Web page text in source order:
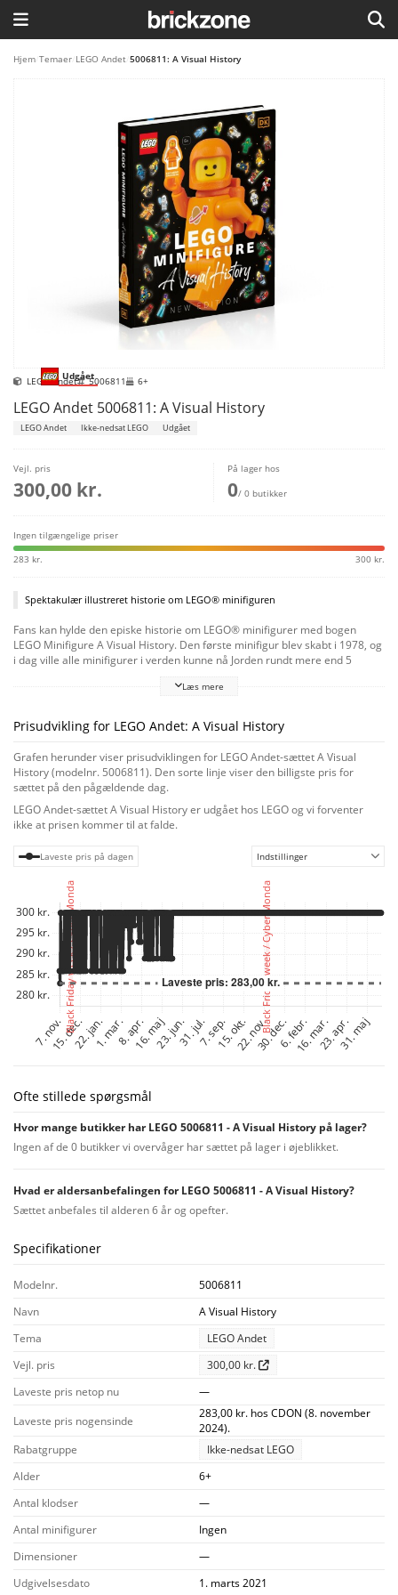
HJEM
LEGO FAVORITTER
Hjem Temaer LEGO Andet 5006811: A Visual History
Udgået
LEGO Andet 5006811 6+
LEGO Andet 5006811: A Visual History
LEGO Andet Ikke-nedsat LEGO Udgået
Vejl. pris
300,00 kr.
På lager hos
0/ 0 butikker
Ingen tilgængelige priser
283 kr. 300 kr.
Spektakulær illustreret historie om LEGO® minifiguren
Fans kan hylde den episke historie om LEGO® minifigurer med bogen
LEGO Minifigure A Visual History. Den første minifigur blev skabt i 1978, og
i dag ville alle minifigurer i verden kunne nå Jorden rundt mere end 5
mest populære og sjældne fra LEGO Minifigures serierne og temaer som
Bogen omfatter en eksklusiv orange minifigur af en astronaut.
Læs mere
Prisudvikling for LEGO Andet: A Visual History
Grafen herunder viser prisudviklingen for LEGO Andet-sættet A Visual
History (modelnr. 5006811). Den sorte linje viser den billigste pris for
sættet på den pågældende dag.
LEGO Andet-sættet A Visual History er udgået hos LEGO og vi forventer
ikke at prisen kommer til at falde.
Laveste pris på dagen Indstillinger
Ofte stillede spørgsmål
Hvor mange butikker har LEGO 5006811 - A Visual History på lager?
Ingen af de 0 butikker vi overvåger har sættet på lager i øjeblikket.
Hvad er aldersanbefalingen for LEGO 5006811 - A Visual History?
Sættet anbefales til alderen 6 år og opefter.
Specifikationer
Modelnr.
5006811
Navn
A Visual History
Tema
LEGO Andet
Vejl. pris
300,00 kr.
Laveste pris netop nu
—
Laveste pris nogensinde
283,00 kr. hos CDON (8. november
2024).
Rabatgruppe
Ikke-nedsat LEGO
Alder
6+
Antal klodser
—
Antal minifigurer
Ingen
Dimensioner
—
Udgivelsesdato
1. marts 2021